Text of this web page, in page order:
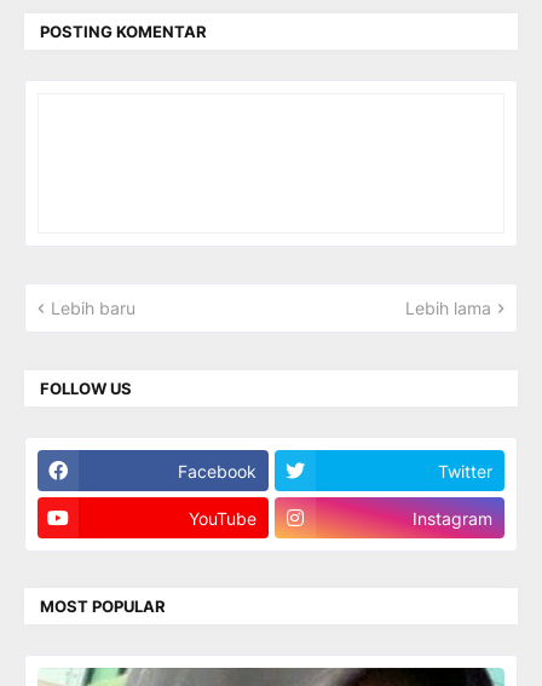
POSTING KOMENTAR
Lebih baru Lebih lama
FOLLOW US
Facebook Twitter
YouTube Instagram
MOST POPULAR